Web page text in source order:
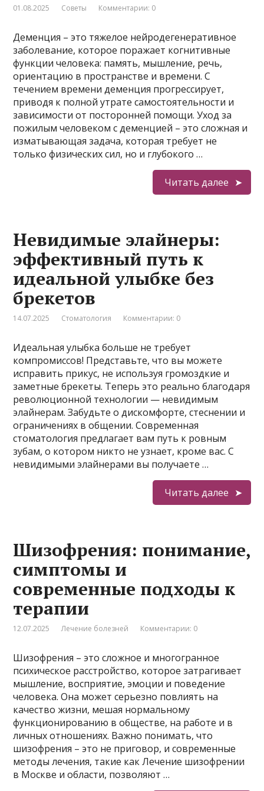
01.08.2025 Советы Комментарии: 0
Деменция – это тяжелое нейродегенеративное
заболевание, которое поражает когнитивные
функции человека: память, мышление, речь,
ориентацию в пространстве и времени. С
течением времени деменция прогрессирует,
приводя к полной утрате самостоятельности и
зависимости от посторонней помощи. Уход за
пожилым человеком с деменцией – это сложная и
изматывающая задача, которая требует не
только физических сил, но и глубокого …
Читать далее
Невидимые элайнеры:
эффективный путь к
идеальной улыбке без
брекетов
14.07.2025 Стоматология Комментарии: 0
Идеальная улыбка больше не требует
компромиссов! Представьте, что вы можете
исправить прикус, не используя громоздкие и
заметные брекеты. Теперь это реально благодаря
революционной технологии — невидимым
элайнерам. Забудьте о дискомфорте, стеснении и
ограничениях в общении. Современная
стоматология предлагает вам путь к ровным
зубам, о котором никто не узнает, кроме вас. С
невидимыми элайнерами вы получаете …
Читать далее
Шизофрения: понимание,
симптомы и
современные подходы к
терапии
12.07.2025 Лечение болезней Комментарии: 0
Шизофрения – это сложное и многогранное
психическое расстройство, которое затрагивает
мышление, восприятие, эмоции и поведение
человека. Она может серьезно повлиять на
качество жизни, мешая нормальному
функционированию в обществе, на работе и в
личных отношениях. Важно понимать, что
шизофрения – это не приговор, и современные
методы лечения, такие как Лечение шизофрении
в Москве и области, позволяют …